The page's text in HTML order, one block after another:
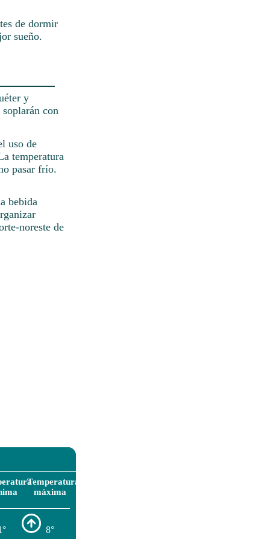
de dormir
sueño.
y
con
uso de
temperatura
pasar frío.
bebida
noreste de
Temperatura
máxima
8°